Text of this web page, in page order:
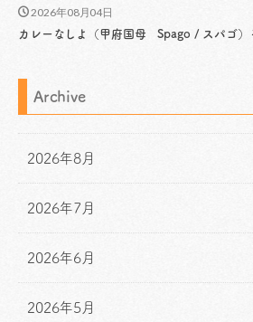
2026年08月04日
カレーなしよ（甲府国母 Spago / スパゴ）
Archive
2026年8月
2026年7月
2026年6月
2026年5月